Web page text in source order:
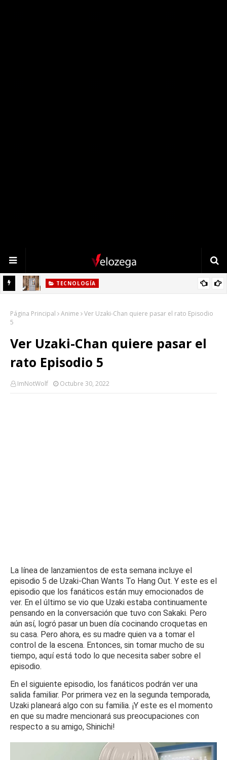
TECNOLOGÍA
Página Principal Anime
Ver Uzaki-Chan quiere pasar el rato Episodio
5
Ver Uzaki-Chan quiere pasar el
rato Episodio 5
ImNotWolf Octubre 30, 2022
La línea de lanzamientos de esta semana incluye el
episodio 5 de Uzaki-Chan Wants To Hang Out. Y este es el
episodio que los fanáticos están muy emocionados de
ver. En el último se vio que Uzaki estaba continuamente
pensando en la conversación que tuvo con Sakaki. Pero
aún así, logró pasar un buen día cocinando croquetas en
su casa. Pero ahora, es su madre quien va a tomar el
control de la escena. Entonces, sin tomar mucho de su
tiempo, aquí está todo lo que necesita saber sobre el
episodio.
En el siguiente episodio, los fanáticos podrán ver una
salida familiar. Por primera vez en la segunda temporada,
Uzaki planeará algo con su familia. ¡Y este es el momento
en que su madre mencionará sus preocupaciones con
respecto a su amigo, Shinichi!